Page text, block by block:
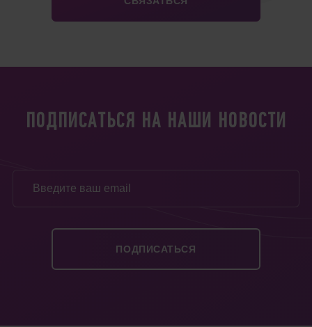
ПОДПИСАТЬСЯ НА НАШИ НОВОСТИ